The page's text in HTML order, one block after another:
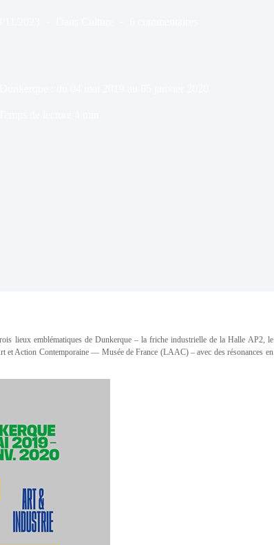
lieux emblématiques de Dunkerque – la friche industrielle de la Halle AP2, le
Action Contemporaine — Musée de France (LAAC) – avec des résonances en